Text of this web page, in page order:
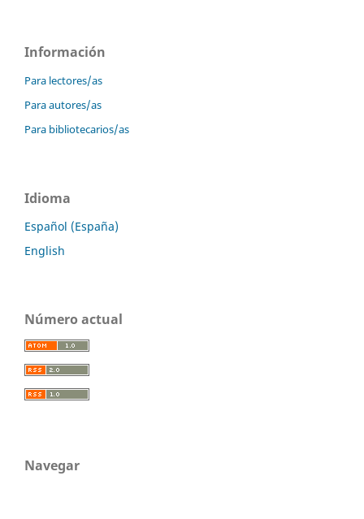
Información
Para lectores/as
Para autores/as
Para bibliotecarios/as
Idioma
Español (España)
English
Número actual
Navegar